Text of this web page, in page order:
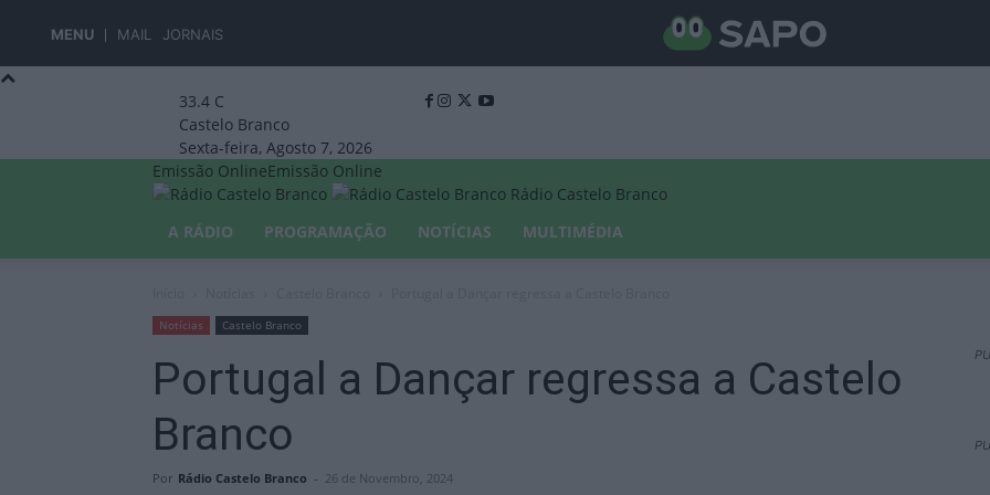
MENU MAIL JORNAIS
33.4 C
Castelo Branco
Sexta-feira, Agosto 7, 2026
Emissão OnlineEmissão Online
Rádio Castelo Branco
A RÁDIO
PROGRAMAÇÃO NOTÍCIAS MULTIMÉDIA
Notícias Castelo Branco
Portugal a Dançar regressa a Castelo
Branco
Por Rádio Castelo Branco - 26 de Novembro, 2024